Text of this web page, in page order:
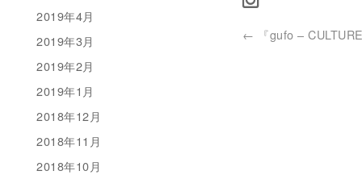
← 『gufo –
2019年4月
2019年3月
2019年2月
2019年1月
2018年12月
2018年11月
2018年10月